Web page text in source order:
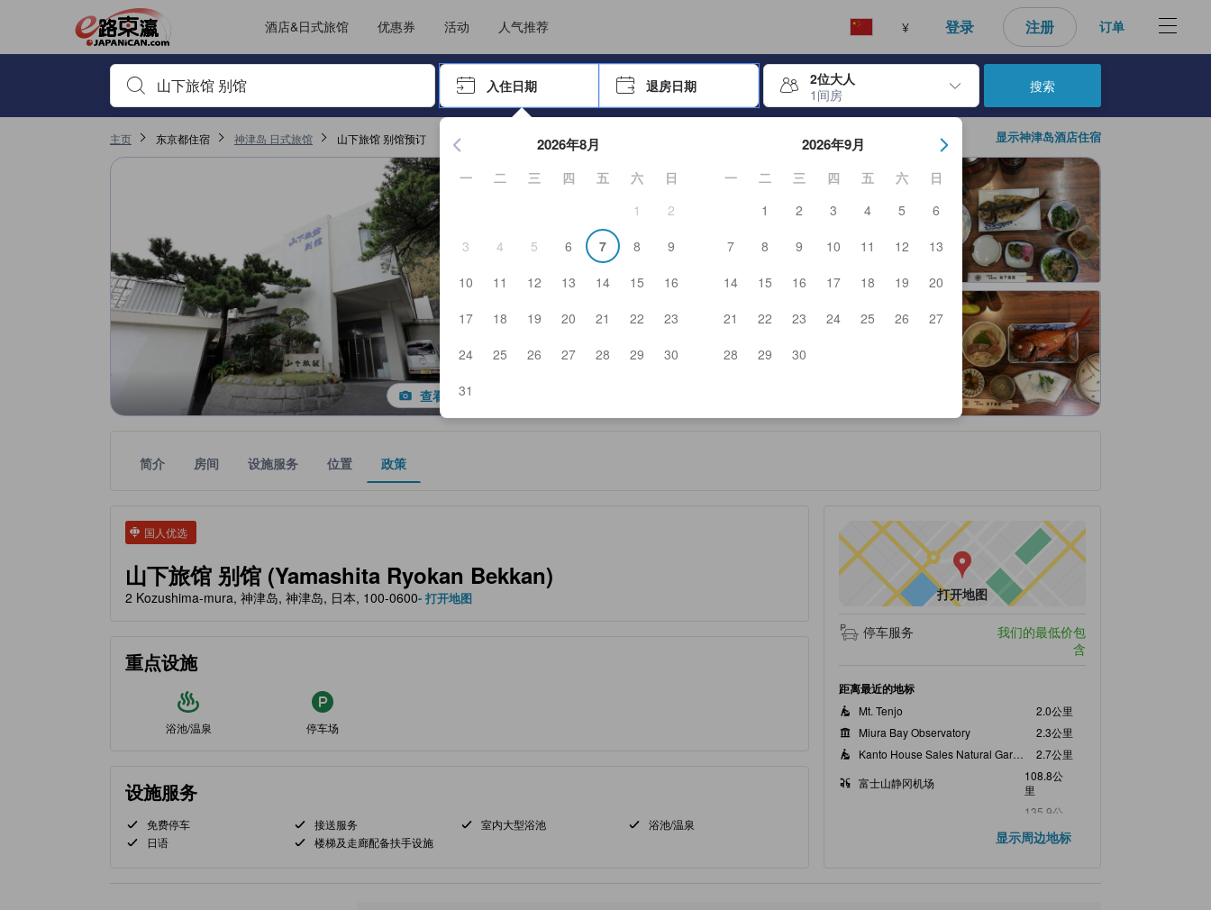
酒店&日式旅馆 优惠券 活动 人气推荐 ¥ 登录 注册 订单
输入住宿名或关键词以搜索，使用箭头或 tab 键以移动，点击 Enter 键以选择
入住日期 退房日期
2位大人
1间房
按 Enter 键开始浏览日期选择器。使用箭头键浏览入住和退房日期。使用 Enter 键选择日期后，入住日期将被选择。重复相同操作以选择
2026年8月
一 二 三 四 五 六
日
1
2
3
4 5 6 7 8
9
10
11 12 13 14 15
16
17
18 19 20 21 22
23
24
25 26 27 28 29
30
31
2026年9月
一 二 三 四 五 六
日
1
2 3 4 5
6
7
8 9 10 11 12
13
14
15 16 17 18 19
20
21
22 23 24 25 26
27
28
29 30
搜索
主页 东京都住宿 神津岛 日式旅馆 山下旅馆 别馆预订 显示神津岛酒店住宿
查看全部图片
简介 房间 设施服务 位置 政策
国人优选
tooltip
山下旅馆 别馆 (Yamashita Ryokan Bekkan)
tooltip
金色星星表示的等级信息由合作第三方平台提供，仅作为住宿舒适度、设施服务等方面的水平参考。
2 Kozushima-mura, 神津岛, 神津岛, 日本, 100-0600- 打开地图
重点设施
浴池/温泉 停车场
设施服务
免费停车 接送服务 室内大型浴池
浴池/温泉
日语
楼梯及走廊配备扶手设施
打开地图
停车服务
我们的最低价包
含
距离最近的地标
Mt. Tenjo
2.0公里
Miura Bay Observatory
2.3公里
Kanto House Sales Natural Garden House
2.7公里
富士山静冈机场
108.8公
里
135.9公
显示周边地标